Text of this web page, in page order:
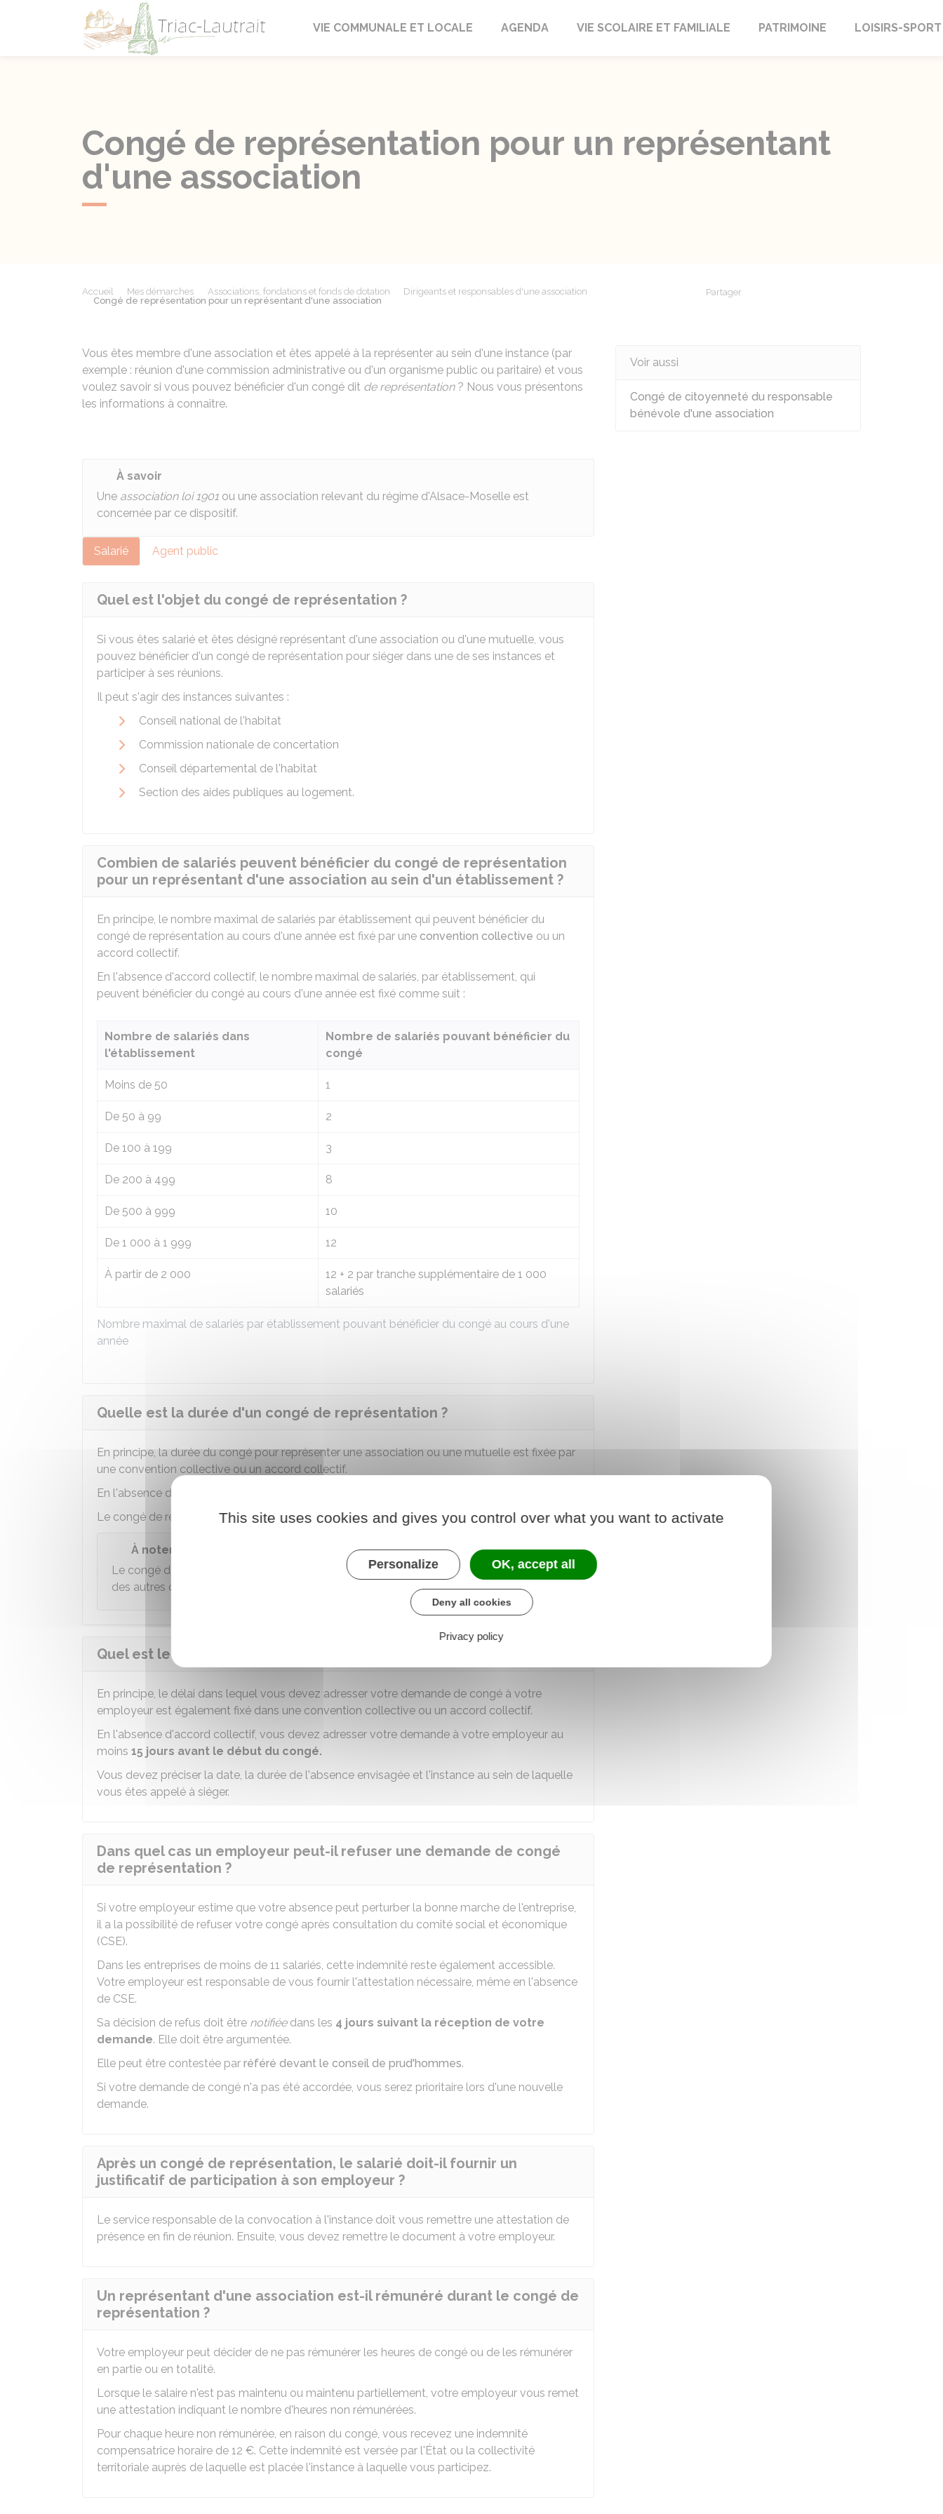
Triac-Lautrait
VIE COMMUNALE ET LOCALE AGENDA VIE SCOLAIRE ET FAMILIALE PATRIMOINE LOISIRS-SPORT
Congé de représentation pour un représentant
d'une association
Accueil Mes démarches Associations, fondations et fonds de dotation
Dirigeants et responsables d'une association
Congé de représentation pour un représentant d'une association
Partager
Vous êtes membre d'une association et êtes appelé à la représenter au sein d'une instance (par
exemple : réunion d'une commission administrative ou d'un organisme public ou paritaire) et vous
voulez savoir si vous pouvez bénéficier d'un congé dit de représentation? Nous vous présentons
les informations à connaître.
À savoir
Une association loi 1901 ou une association relevant du régime d'Alsace-Moselle est
concernée par ce dispositif.
Salarié Agent public
Quel est l'objet du congé de représentation ?
Si vous êtes salarié et êtes désigné représentant d'une association ou d'une mutuelle, vous
pouvez bénéficier d'un congé de représentation pour siéger dans une de ses instances et
participer à ses réunions.
Il peut s'agir des instances suivantes :
Conseil national de l'habitat
Commission nationale de concertation
Conseil départemental de l'habitat
Section des aides publiques au logement.
Combien de salariés peuvent bénéficier du congé de représentation
pour un représentant d'une association au sein d'un établissement ?
En principe, le nombre maximal de salariés par établissement qui peuvent bénéficier du
congé de représentation au cours d'une année est fixé par une convention collective ou un
accord collectif.
En l'absence d'accord collectif, le nombre maximal de salariés, par établissement, qui
peuvent bénéficier du congé au cours d'une année est fixé comme suit :
Nombre maximal de salariés par établissement pouvant bénéficier du congé au cours d'une
année
Nombre de salariés dans
l'établissement
Nombre de salariés pouvant bénéficier du
congé
Moins de 50 1
De 50 à 99 2
De 100 à 199 3
De 200 à 499 8
De 500 à 999 10
De 1 000 à 1 999 12
À partir de 2 000
12 + 2 par tranche supplémentaire de 1 000
salariés
Quelle est la durée d'un congé de représentation ?
En principe, la durée du congé pour représenter une association ou une mutuelle est fixée par
une convention collective ou un accord collectif.
En l'absence d'accord collectif, la durée maximale du congé est de
Le congé de représentation peut êtrefractionné en demi-journées.
À noter
Le congé de représentation ne modifie pas vos droits à congés payés et l'ensemble
des autres droits liés à votre contrat de travail.
Quel est le délai pour demander un congé de représentation ?
En principe, le délai dans lequel vous devez adresser votre demande de congé à votre
employeur est également fixé dans une convention collective ou un accord collectif.
En l'absence d'accord collectif, vous devez adresser votre demande à votre employeur au
moins 15 jours avant le début du congé.
Vous devez préciser la date, la durée de l'absence envisagée et l'instance au sein de laquelle
vous êtes appelé à siéger.
Dans quel cas un employeur peut-il refuser une demande de congé
de représentation ?
Si votre employeur estime que votre absence peut perturber la bonne marche de l'entreprise,
il a la possibilité de refuser votre congé après consultation du comité social et économique
(CSE).
Dans les entreprises de moins de 11 salariés, cette indemnité reste également accessible.
Votre employeur est responsable de vous fournir l'attestation nécessaire, même en l'absence
de CSE.
Sa décision de refus doit être notifiéedans les 4 jours suivant la réception de votre
demande. Elle doit être argumentée.
Elle peut être contestée par référé devant le conseil de prud'hommes.
Si votre demande de congé n'a pas été accordée, vous serez prioritaire lors d'une nouvelle
demande.
Après un congé de représentation, le salarié doit-il fournir un
justificatif de participation à son employeur ?
Le service responsable de la convocation à l'instance doit vous remettre une attestation de
présence en fin de réunion. Ensuite, vous devez remettre le document à votre employeur.
Un représentant d'une association est-il rémunéré durant le congé de
représentation ?
Votre employeur peut décider de ne pas rémunérer les heures de congé ou de les rémunérer
en partie ou en totalité.
Lorsque le salaire n'est pas maintenu ou maintenu partiellement, votre employeur vous remet
une attestation indiquant le nombre d'heures non rémunérées.
Pour chaque heure non rémunérée, en raison du congé, vous recevez une indemnité
compensatrice horaire de 12 €. Cette indemnité est versée par l'État ou la collectivité
territoriale auprès de laquelle est placée l'instance à laquelle vous participez.
Voir aussi
Congé de citoyenneté du responsable
bénévole d'une association
This site uses cookies and gives you control over what you want to activate
Personalize OK, accept all
Deny all cookies
Privacy policy